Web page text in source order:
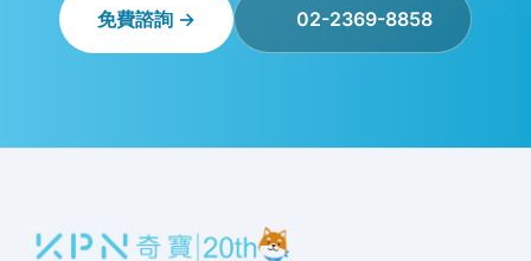
免費諮詢 → 02-2369-8858